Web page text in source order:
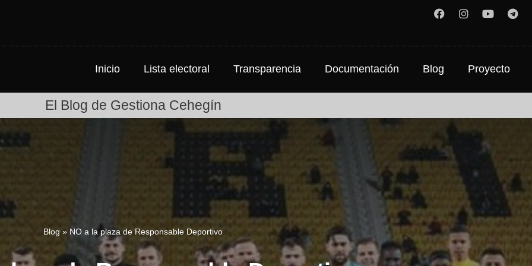
Inicio Lista electoral Transparencia Documentación Blog Proyecto
El Blog de Gestiona Cehegín
Blog » NO a la plaza de Responsable Deportivo